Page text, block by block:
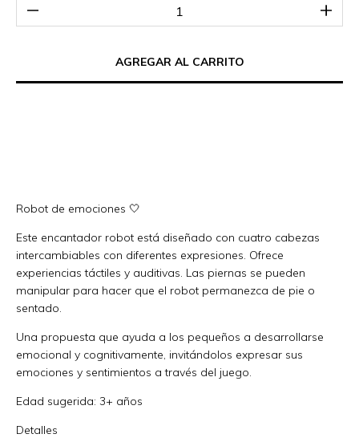
Robot de emociones 🤍
Este encantador robot está diseñado con cuatro cabezas
intercambiables con diferentes expresiones. Ofrece
experiencias táctiles y auditivas. Las piernas se pueden
manipular para hacer que el robot permanezca de pie o
sentado.
Una propuesta que ayuda a los pequeños a desarrollarse
emocional y cognitivamente, invitándolos expresar sus
emociones y sentimientos a través del juego.
Edad sugerida: 3+ años
Detalles